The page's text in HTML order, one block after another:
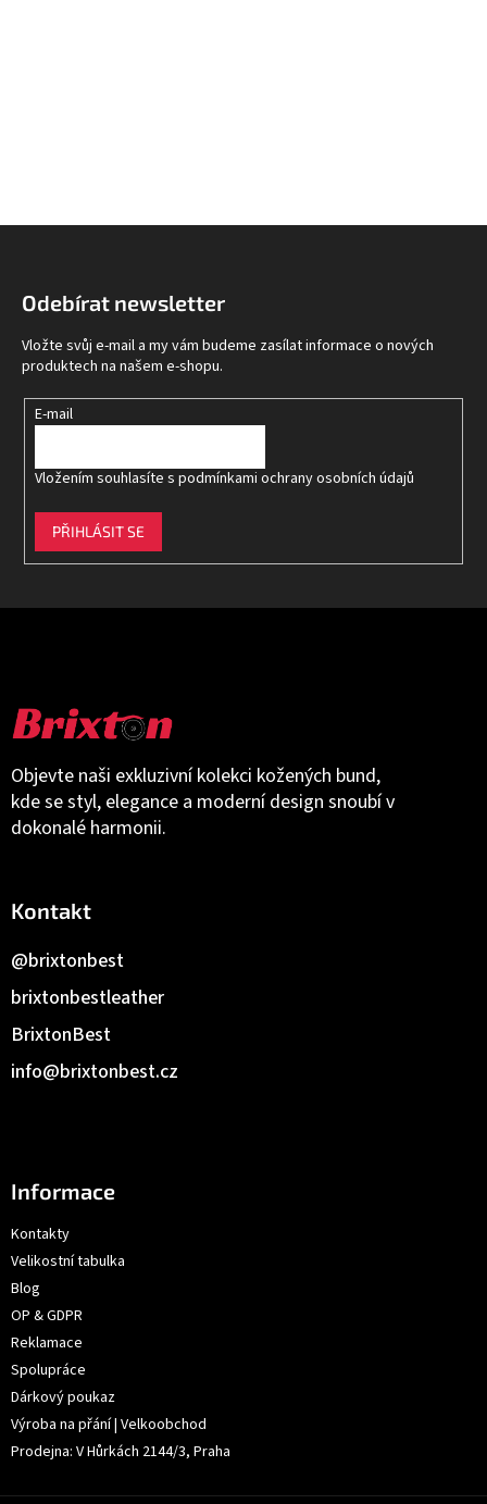
Objevte naši exkluzivní kolekci kožených bund,
kde se styl, elegance a moderní design snoubí v
dokonalé harmonii.
Kontakt
info@brixtonbest.cz
BrixtonBest
brixtonbestleather
@brixtonbest
Informace
Kontakty
Velikostní tabulka
Blog
OP & GDPR
Reklamace
Spolupráce
Dárkový poukaz
Výroba na přání | Velkoobchod
Prodejna: V Hůrkách 2144/3, Praha
Odebírat newsletter
Vložte svůj e-mail a my vám budeme zasílat informace o nových
produktech na našem e-shopu.
E-mail
Vložením souhlasíte s podmínkami ochrany osobních údajů
PŘIHLÁSIT SE